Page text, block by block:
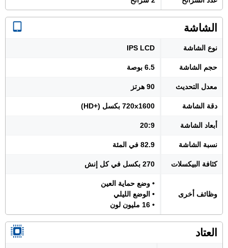
الشاشة
نوع الشاشة IPS LCD
حجم الشاشة 6.5 بوصة
معدل التحديث 90 هرتز
دقة الشاشة 720x1600 بكسل (+HD)
أبعاد الشاشة 20:9
نسبة الشاشة 82.9 في المئة
كثافة البيكسلات 270 بكسل في كل إنش
وظائف أخرى
• وضع حماية العين
• الوضع الليلي
• 16 مليون لون
العتاد